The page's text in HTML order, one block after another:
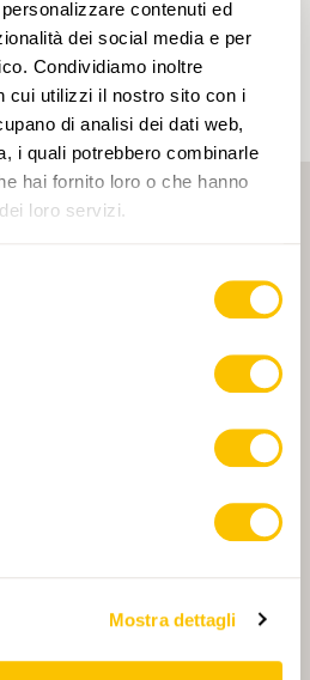
contenuti ed
dei social media e per
Condividiamo inoltre
cui utilizzi il nostro sito con i
di analisi dei dati web,
i quali potrebbero combinarle
hai fornito loro o che hanno
loro servizi.
Mostra dettagli
personalizzati in base
essere salvati solo in
PARTNER